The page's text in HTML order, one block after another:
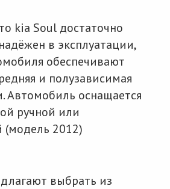
kia Soul достаточно
в эксплуатации,
обеспечивают
и полузависимая
Автомобиль оснащается
ручной или
(модель 2012)
выбрать из